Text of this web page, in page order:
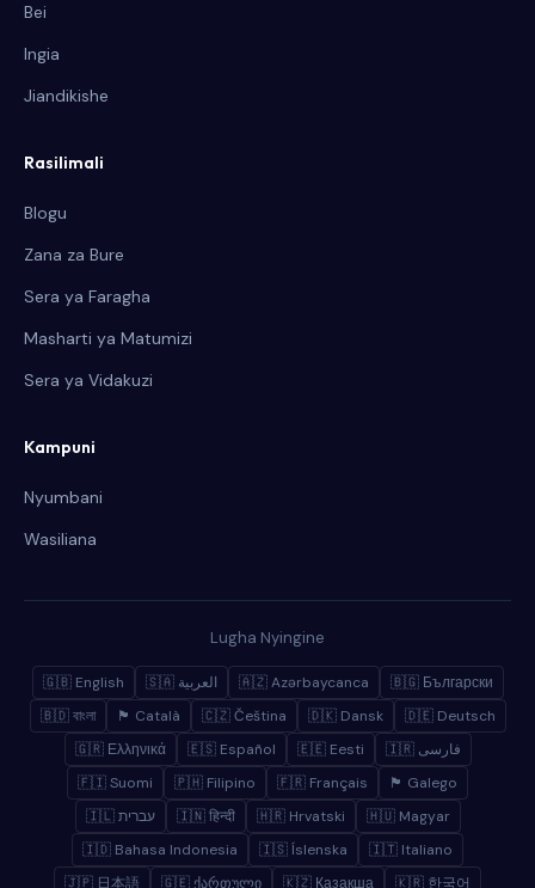
Bei
Ingia
Jiandikishe
Rasilimali
Blogu
Zana za Bure
Sera ya Faragha
Masharti ya Matumizi
Sera ya Vidakuzi
Kampuni
Nyumbani
Wasiliana
Lugha Nyingine
🇬🇧 English 🇸🇦 العربية 🇦🇿 Azərbaycanca
🇧🇬 Български
🇧🇩 বাংলা
🏴 Català 🇨🇿 Čeština 🇩🇰 Dansk
🇩🇪 Deutsch
🇬🇷 Ελληνικά
🇪🇸 Español 🇪🇪 Eesti
🇮🇷 فارسی
🇫🇮 Suomi
🇵🇭 Filipino 🇫🇷 Français
🏴 Galego
🇮🇱 עברית
🇮🇳 हिन्दी 🇭🇷 Hrvatski
🇭🇺 Magyar
🇮🇩 Bahasa Indonesia
🇮🇸 Íslenska
🇮🇹 Italiano
🇯🇵 日本語
🇬🇪 ქართული 🇰🇿 Қазақша 🇰🇷 한국어